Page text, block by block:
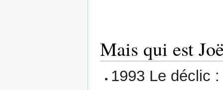
Mais qui est
1993 Le déclic